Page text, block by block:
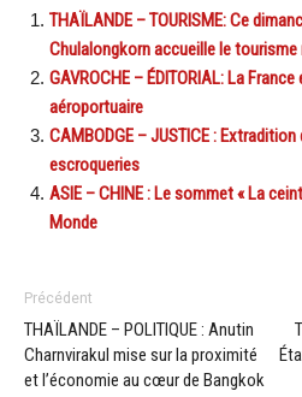
THAÏLANDE – TOURISME: Ce
Chulalongkorn accueille le tourisme
GAVROCHE – ÉDITORIAL: La
aéroportuaire
CAMBODGE – JUSTICE :
escroqueries
ASIE – CHINE : Le sommet « La
Monde
Précédent
THAÏLANDE – POLITIQUE : Anutin
Charnvirakul mise sur la proximité
et l’économie au cœur de Bangkok